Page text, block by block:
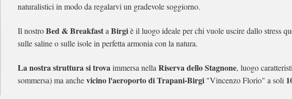
naturalistici in modo da regalarvi un gradevole soggiorno.
Il nostroBed & Breakfasta Birgiè il luogo ideale per chi vuole uscire dallo stress
sulle saline o sulle isole in perfetta armonia con la natura.
La nostra struttura si trova immersa nella Riserva dello Stagnone, luogo
sommersa) ma anchevicino l'aeroporto di Trapani-Birgi "Vincenzo Florio" a soli